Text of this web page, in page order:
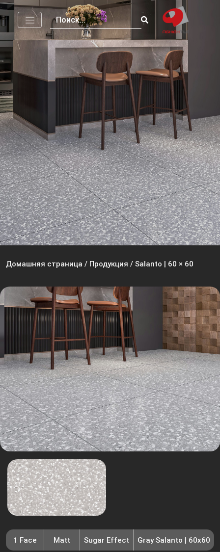
Домашняя страница / Продукция / Salanto | 60 × 60
1 Face Matt Sugar Effect Gray Salanto | 60x60